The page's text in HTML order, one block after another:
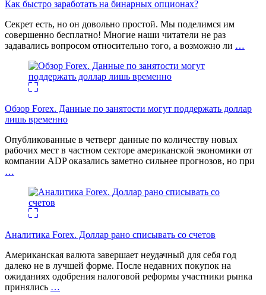
Как быстро заработать на бинарных опционах?
Секрет есть, но он довольно простой. Мы поделимся им
совершенно бесплатно! Многие наши читатели не раз
задавались вопросом относительно того, а возможно ли …
Обзор Forex. Данные по занятости могут поддержать доллар
лишь временно
Опубликованные в четверг данные по количеству новых
рабочих мест в частном секторе американской экономики от
компании ADP оказались заметно сильнее прогнозов, но при
…
Аналитика Forex. Доллар рано списывать со счетов
Американская валюта завершает неудачный для себя год
далеко не в лучшей форме. После недавних покупок на
ожиданиях одобрения налоговой реформы участники рынка
принялись …